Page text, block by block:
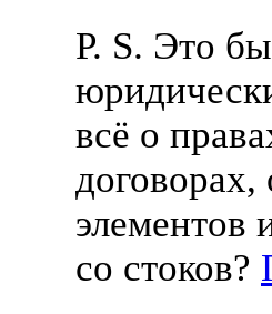
P. S. Это
всё о
договорах,
элементов
со стоков?